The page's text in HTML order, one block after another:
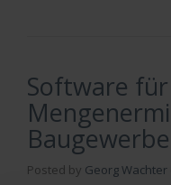
Software
Baugewerbe
Posted by Georg Wachter